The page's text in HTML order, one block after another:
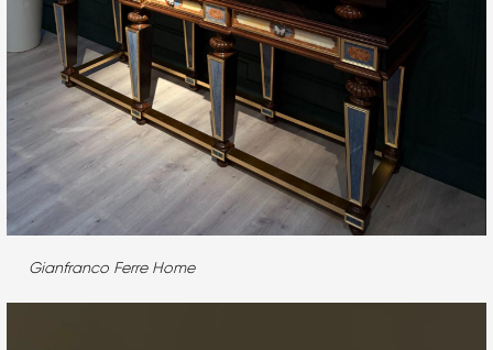
Gianfranco Ferre Home